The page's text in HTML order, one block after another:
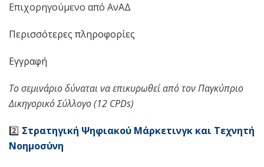
Επιχορηγούμενο από ΑνΑΔ
Περισσότερες πληροφορίες
Εγγραφή
Το σεμινάριο δύναται να επικυρωθεί από τονΠαγκύπριο
Δικηγορικό Σύλλογο (12 CPDs)
2️⃣ Στρατηγική Ψηφιακού Μάρκετινγκ και Τεχνητή
Νοημοσύνη